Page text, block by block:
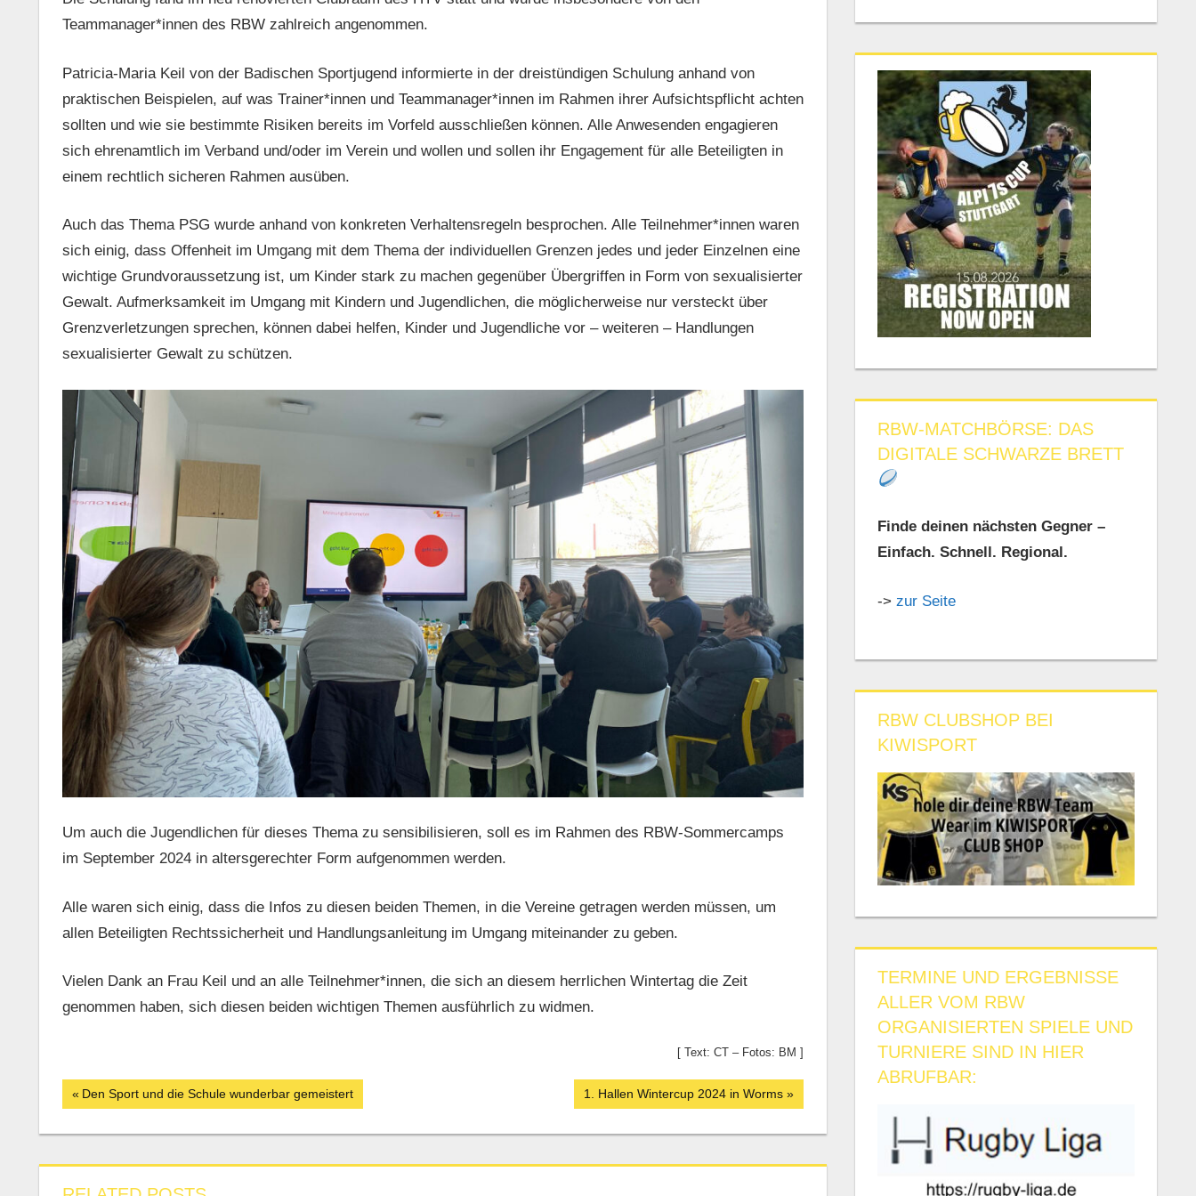
Teammanager*innen des RBW zahlreich angenommen.
Patricia-Maria Keil von der Badischen Sportjugend informierte in der dreistündigen Schulung anhand von
praktischen Beispielen, auf was Trainer*innen und Teammanager*innen im Rahmen ihrer Aufsichtspflicht achten
sollten und wie sie bestimmte Risiken bereits im Vorfeld ausschließen können. Alle Anwesenden engagieren
sich ehrenamtlich im Verband und/oder im Verein und wollen und sollen ihr Engagement für alle Beteiligten in
einem rechtlich sicheren Rahmen ausüben.
Auch das Thema PSG wurde anhand von konkreten Verhaltensregeln besprochen. Alle Teilnehmer*innen waren
sich einig, dass Offenheit im Umgang mit dem Thema der individuellen Grenzen jedes und jeder Einzelnen eine
wichtige Grundvoraussetzung ist, um Kinder stark zu machen gegenüber Übergriffen in Form von sexualisierter
Gewalt. Aufmerksamkeit im Umgang mit Kindern und Jugendlichen, die möglicherweise nur versteckt über
Grenzverletzungen sprechen, können dabei helfen, Kinder und Jugendliche vor – weiteren – Handlungen
sexualisierter Gewalt zu schützen.
Um auch die Jugendlichen für dieses Thema zu sensibilisieren, soll es im Rahmen des RBW-Sommercamps
im September 2024 in altersgerechter Form aufgenommen werden.
Alle waren sich einig, dass die Infos zu diesen beiden Themen, in die Vereine getragen werden müssen, um
allen Beteiligten Rechtssicherheit und Handlungsanleitung im Umgang miteinander zu geben.
Vielen Dank an Frau Keil und an alle Teilnehmer*innen, die sich an diesem herrlichen Wintertag die Zeit
genommen haben, sich diesen beiden wichtigen Themen ausführlich zu widmen.
[ Text: CT – Fotos: BM ]
Beitrags-
Navigation
Vorheriger
Den Sport und die Schule wunderbar gemeistert
Nächster
1. Hallen Wintercup 2024 in Worms
RBW-MATCHBÖRSE: DAS
DIGITALE SCHWARZE BRETT
Finde deinen nächsten Gegner –
Einfach. Schnell. Regional.
->zur Seite
RBW CLUBSHOP BEI
KIWISPORT
TERMINE UND ERGEBNISSE
ALLER VOM RBW
ORGANISIERTEN SPIELE UND
TURNIERE SIND IN HIER
ABRUFBAR: